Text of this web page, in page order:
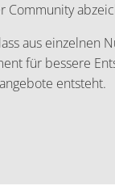
Community
aus einzelnen
für bessere
entsteht.